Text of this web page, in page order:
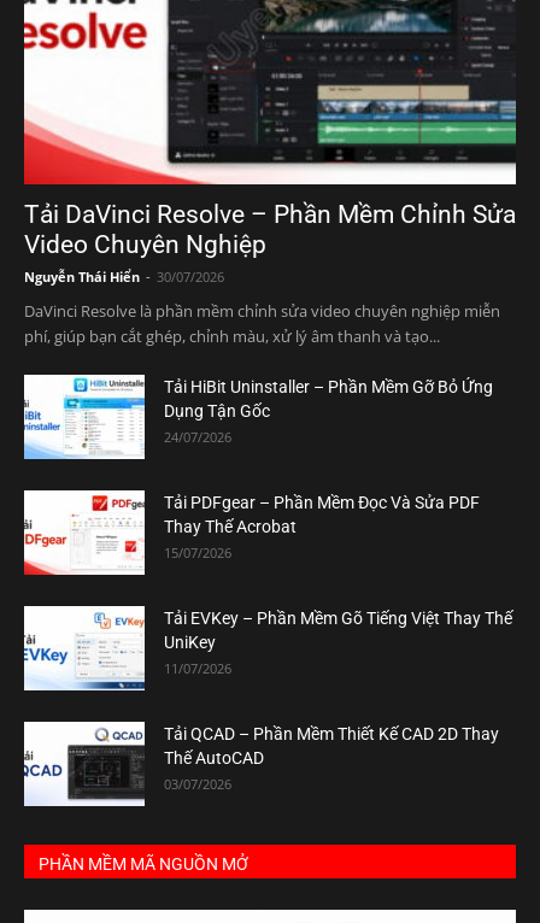
Tải DaVinci Resolve – Phần Mềm Chỉnh Sửa
Video Chuyên Nghiệp
Nguyễn Thái Hiển - 30/07/2026
DaVinci Resolve là phần mềm chỉnh sửa video chuyên nghiệp miễn
phí, giúp bạn cắt ghép, chỉnh màu, xử lý âm thanh và tạo...
Tải HiBit Uninstaller – Phần Mềm Gỡ Bỏ Ứng
Dụng Tận Gốc
24/07/2026
Tải PDFgear – Phần Mềm Đọc Và Sửa PDF
Thay Thế Acrobat
15/07/2026
Tải EVKey – Phần Mềm Gõ Tiếng Việt Thay Thế
UniKey
11/07/2026
Tải QCAD – Phần Mềm Thiết Kế CAD 2D Thay
Thế AutoCAD
03/07/2026
PHẦN MỀM MÃ NGUỒN MỞ